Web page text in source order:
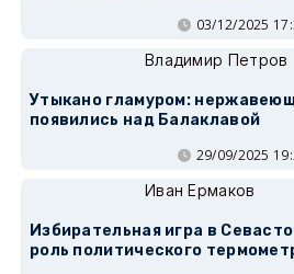
03/12/2025
Владимир Петров
Утыкано гламуром:
появились над Балаклавой
29/09/2025
Иван Ермаков
Избирательная игра в
роль политического